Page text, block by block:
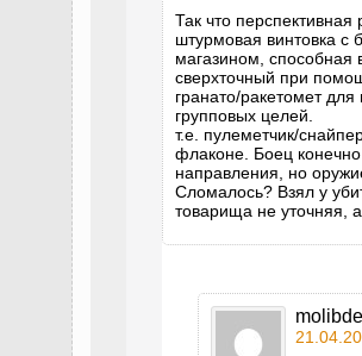
Так что
штурмовая винтовка
магазином, способная
сверхточный при
гранато/ракетомет
групповых целей.
т.е. пулеметчик/
флаконе. Боец
направления, но
Сломалось? Взял у
товарища не уточняя,